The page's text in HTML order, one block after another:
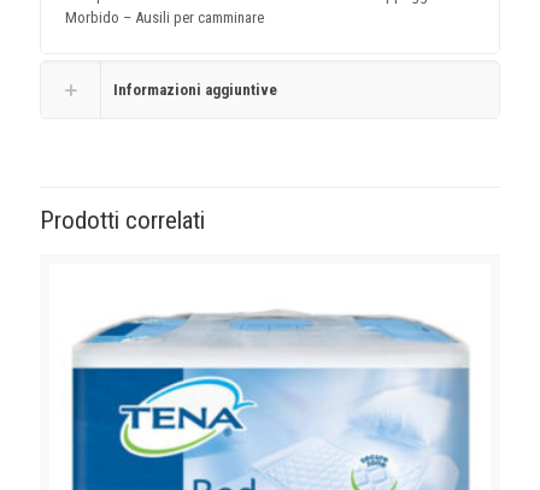
Morbido – Ausili per camminare
Informazioni aggiuntive
Prodotti correlati